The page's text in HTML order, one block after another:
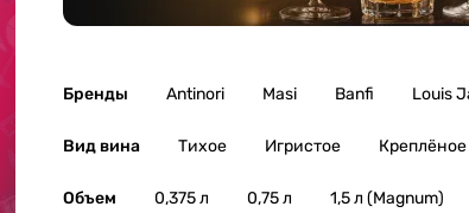
Бренды Antinori Masi Banfi Louis
Вид вина Тихое Игристое Креплёное
Объем 0,375 л 0,75 л 1,5 л (Magnum)